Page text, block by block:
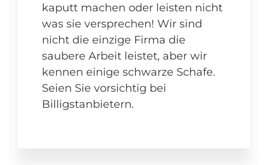
kaputt machen oder leisten nicht
was sie versprechen! Wir sind
nicht die einzige Firma die
saubere Arbeit leistet, aber wir
kennen einige schwarze Schafe.
Seien Sie vorsichtig bei
Billigstanbietern.